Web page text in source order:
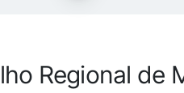
Regional de